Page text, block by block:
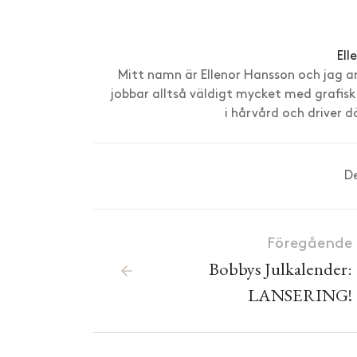
Mitt namn är Ellenor Hansson och jag
jobbar alltså väldigt mycket med
i hårvård och driver
Föregående
Bobbys Julkalender:
LANSERING!